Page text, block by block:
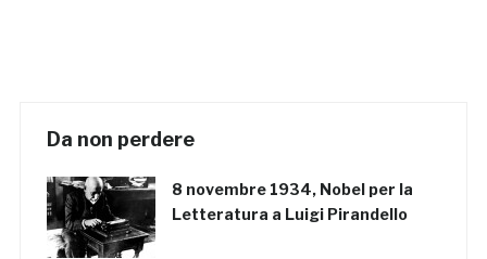
Da non perdere
8 novembre 1934, Nobel per la
Letteratura a Luigi Pirandello